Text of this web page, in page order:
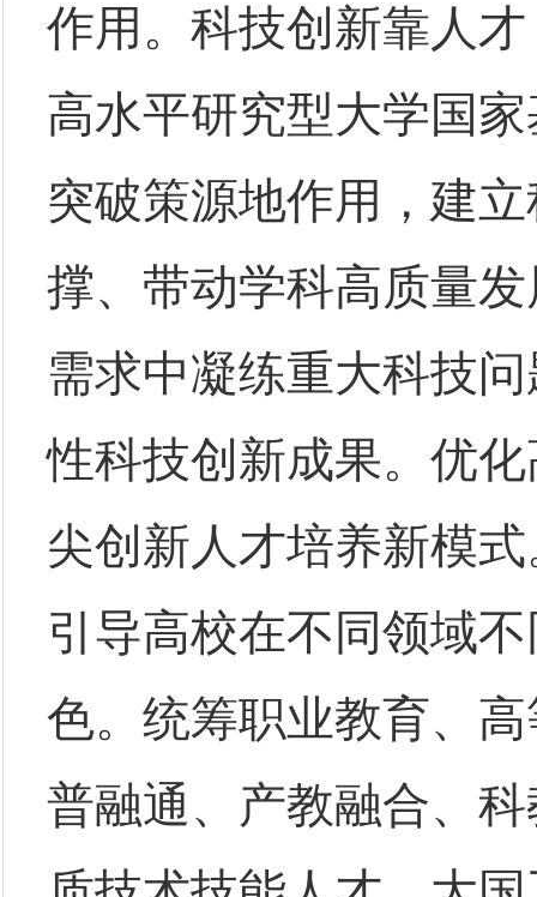
作用。科技创新靠人
高水平研究型大学国
突破策源地作用，建
撑、带动学科高质量
需求中凝练重大科技
性科技创新成果。优
尖创新人才培养新模
引导高校在不同领域
色。统筹职业教育、
普融通、产教融合、